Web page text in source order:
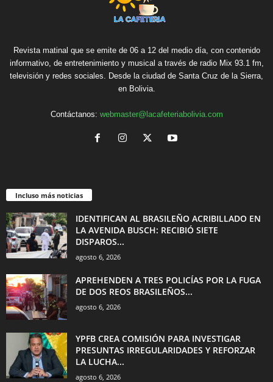
Revista matinal que se emite de 06 a 12 del medio día, con contenido
informativo, de entretenimiento y musical a través de radio Mix 93.1 fm,
televisión y redes sociales. Desde la ciudad de Santa Cruz de la Sierra,
en Bolivia.
Contáctanos: webmaster@lacafeteriabolivia.com
Incluso más noticias
IDENTIFICAN AL BRASILEÑO ACRIBILLADO EN
LA AVENIDA BUSCH: RECIBIÓ SIETE
DISPAROS...
agosto 6, 2026
APREHENDEN A TRES POLICÍAS POR LA FUGA
DE DOS REOS BRASILEÑOS...
agosto 6, 2026
YPFB CREA COMISIÓN PARA INVESTIGAR
PRESUNTAS IRREGULARIDADES Y REFORZAR
LA LUCHA...
agosto 6, 2026